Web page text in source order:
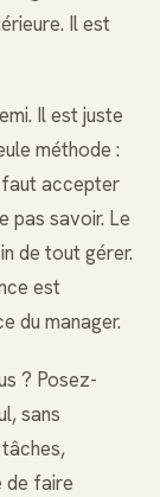
Il est
Il est juste
méthode :
accepter
pas savoir. Le
de tout gérer.
est
du manager.
? Posez-
sans
de faire